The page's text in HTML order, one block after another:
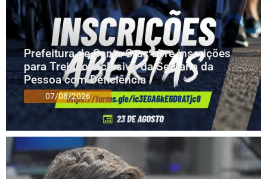
Prefeitura de Santa Cruz abre inscrições
para Treinão Inclusivo da Semana da
Pessoa com Deficiência
07/08/2026